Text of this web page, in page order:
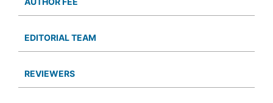
EDITORIAL TEAM
REVIEWERS